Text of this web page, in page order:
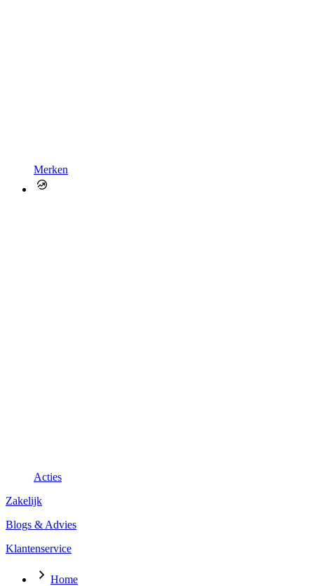
Merken
Acties
Zakelijk
Blogs & Advies
Klantenservice
Home